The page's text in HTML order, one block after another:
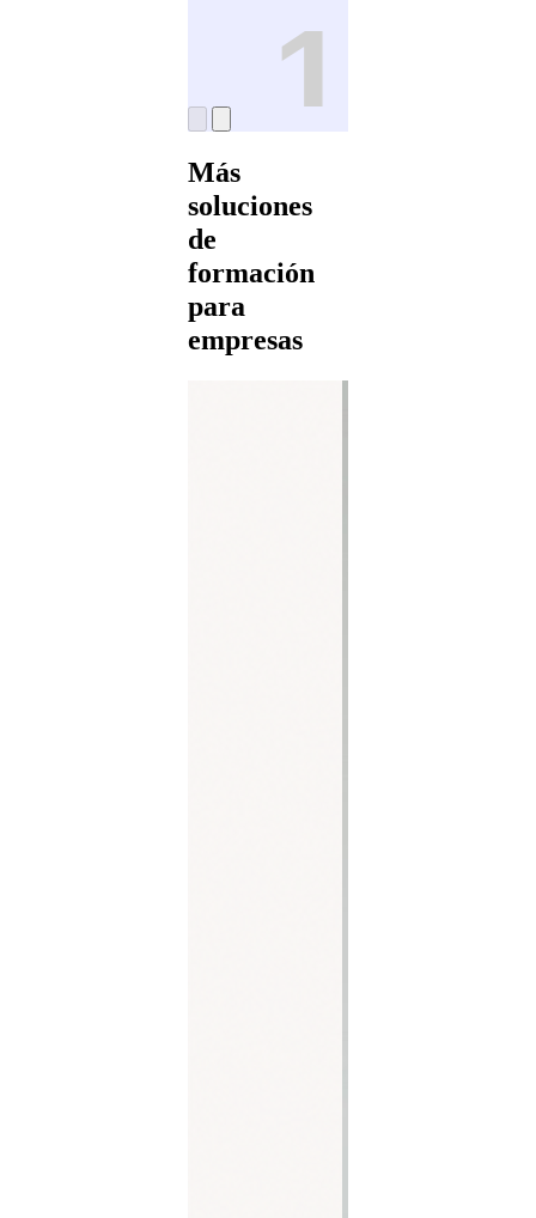
1
Más
soluciones
de
formación
para
empresas